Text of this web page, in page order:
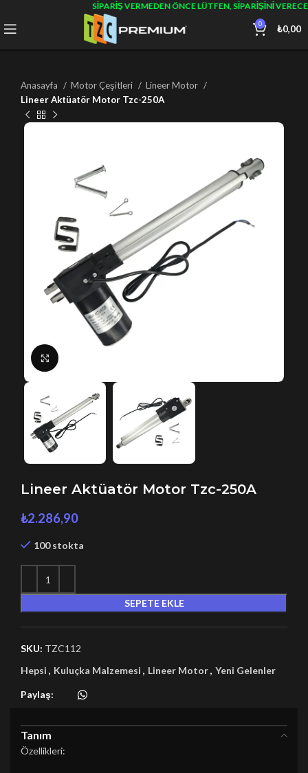
SIPARIŞ VERMEDEN ÖNCE LÜTFEN, SIPARIŞINI
0 ₺0,00
Anasayfa Motor Çeşitleri
Lineer Motor
Lineer Aktüatör Motor Tzc-250A
Lineer Aktüatör Motor Tzc-250A
₺2.286,90
100 stokta
SEPETE EKLE
SKU: TZC112
Hepsi , Kuluçka Malzemesi , Lineer Motor, Yeni Gelenler
Paylaş:
Tanım
Özellikleri: